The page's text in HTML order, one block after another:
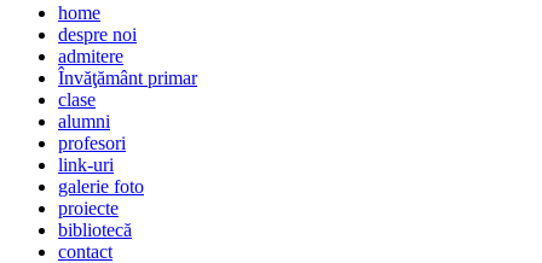
home
despre noi
admitere
Învăţământ primar
clase
alumni
profesori
link-uri
galerie foto
proiecte
bibliotecă
contact